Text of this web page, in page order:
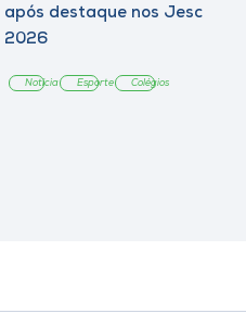
após destaque nos Jesc
2026
Notícia Esporte Colégios